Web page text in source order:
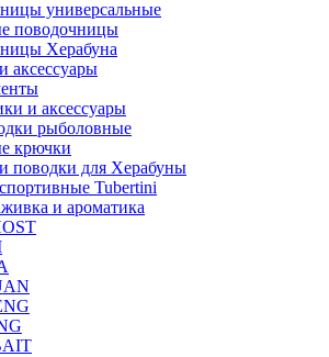
универсальные
поводочницы
Херабуна
аксессуары
и аксессуары
рыболовные
крючки
поводки для Херабуны
Tubertini
и ароматика